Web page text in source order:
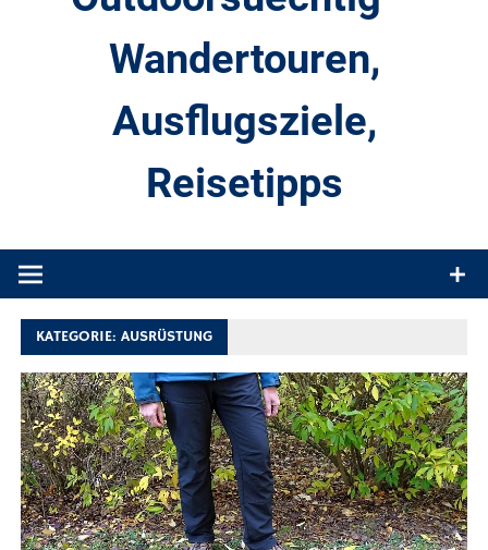
Wandertouren,
Ausflugsziele,
Reisetipps
Produkttests und Buchrezensionen. Ein Blog für alle, die gern
KATEGORIE:AUSRÜSTUNG